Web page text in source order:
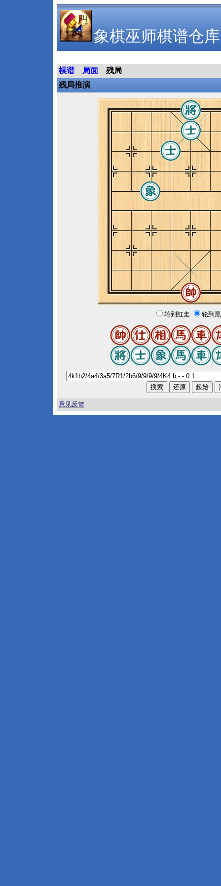
象棋巫师棋谱仓库
棋谱 局面
残局
残局推演
轮到红走 轮到
意见反馈